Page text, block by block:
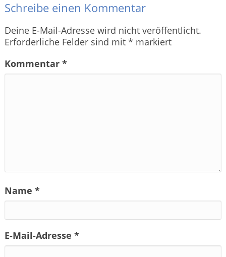
Schreibe einen Kommentar
Deine E-Mail-Adresse wird nicht veröffentlicht.
Erforderliche Felder sind mit * markiert
Kommentar *
Name *
E-Mail-Adresse *